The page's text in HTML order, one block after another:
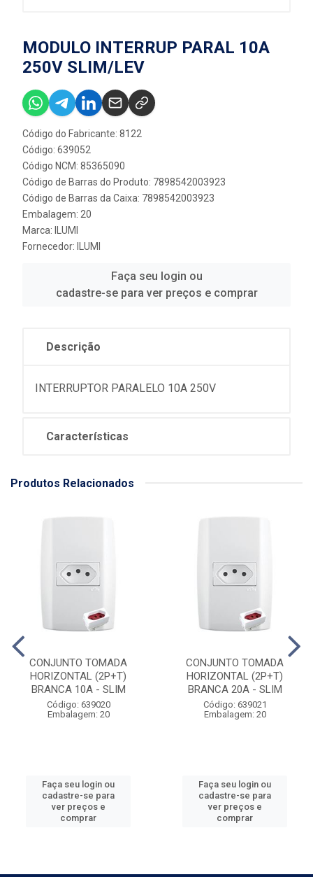
MODULO INTERRUP PARAL 10A
250V SLIM/LEV
Código do Fabricante: 8122
Código: 639052
Código NCM: 85365090
Código de Barras do Produto: 7898542003923
Código de Barras da Caixa: 7898542003923
Embalagem: 20
Marca:
ILUMI
Fornecedor:
ILUMI
Faça seu login ou
cadastre-se para ver preços e comprar
Descrição
INTERRUPTOR PARALELO 10A 250V
Características
Produtos Relacionados
CONJUNTO TOMADA
HORIZONTAL (2P+T)
BRANCA 10A - SLIM
Código: 639020
Embalagem: 20
Faça seu login ou
cadastre-se para
ver preços e
comprar
CONJUNTO TOMADA
HORIZONTAL (2P+T)
BRANCA 20A - SLIM
Código: 639021
Embalagem: 20
Faça seu login ou
cadastre-se para
ver preços e
comprar